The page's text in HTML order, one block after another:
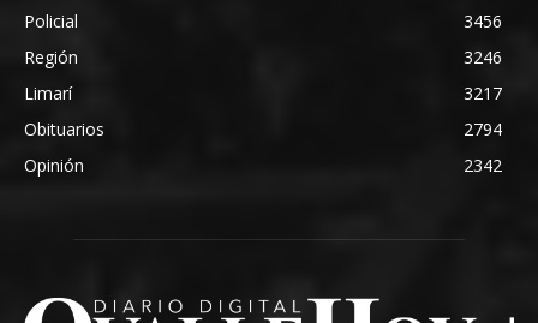
Policial
3456
Región
3246
Limarí
3217
Obituarios
2794
Opinión
2342